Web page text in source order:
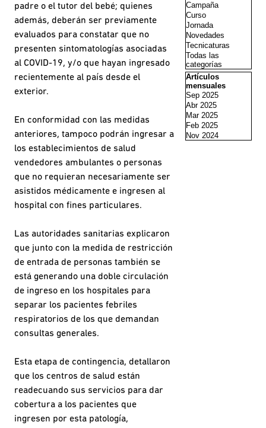
padre o el tutor del bebé; quienes
además, deberán ser previamente
evaluados para constatar que no
presenten sintomatologías asociadas
al COVID-19, y/o que hayan ingresado
recientemente al país desde el
exterior.
En conformidad con las medidas
anteriores, tampoco podrán ingresar a
los establecimientos de salud
vendedores ambulantes o personas
que no requieran necesariamente ser
asistidos médicamente e ingresen al
hospital con fines particulares.
Las autoridades sanitarias explicaron
que junto con la medida de restricción
de entrada de personas también se
está generando una doble circulación
de ingreso en los hospitales para
separar los pacientes febriles
respiratorios de los que demandan
consultas generales.
Esta etapa de contingencia, detallaron
que los centros de salud están
readecuando sus servicios para dar
cobertura a los pacientes que
ingresen por esta patología,
Campaña
Curso
Jornada
Novedades
Tecnicaturas
Todas las
categorías
Saltar el bloque
Artículos
mensuales
Sep 2025
Abr 2025
Mar 2025
Feb 2025
Nov 2024